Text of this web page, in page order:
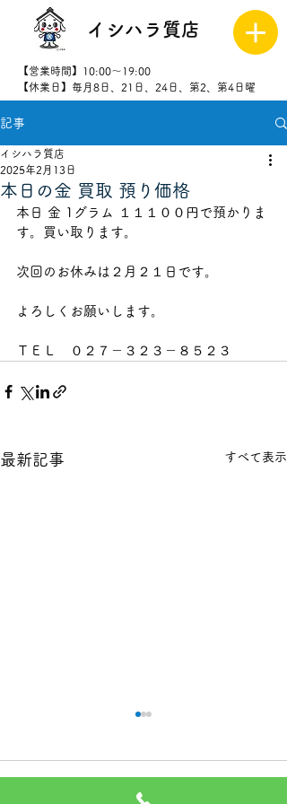
イシハラ質店
【営業時間】10:00～19:00
【休業日】毎月8日、21日、24日、第2、第4日曜
8523
記事
本日の金 買取 預り価格
イシハラ質店
2025年2月13日
本日 金 1グラム １１１００円で預かりま
す。買い取ります。
次回のお休みは２月２１日です。
よろしくお願いします。
ＴＥＬ　０２７－３２３－８５２３
最新記事 すべて表示
格